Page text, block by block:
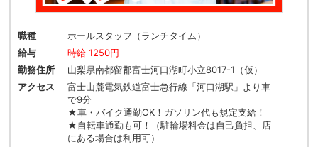
職種
ホールスタッフ（ランチタイム）
給与
時給 1250円
勤務住所
山梨県南都留郡富士河口湖町小立8017-1（仮）
アクセス
富士山麓電気鉄道富士急行線「河口湖駅」より車
で9分
★車・バイク通勤OK！ガソリン代も規定支給！
★自転車通勤も可！（駐輪場料金は自己負担、店
にある場合は利用可）